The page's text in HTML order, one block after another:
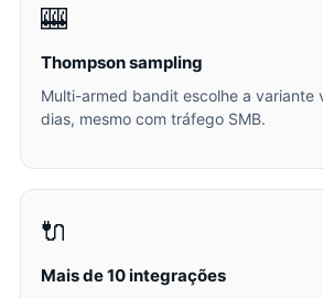
🎰
Thompson sampling
Multi-armed bandit escolhe a variante
dias, mesmo com tráfego SMB.
🔌
Mais de 10 integrações